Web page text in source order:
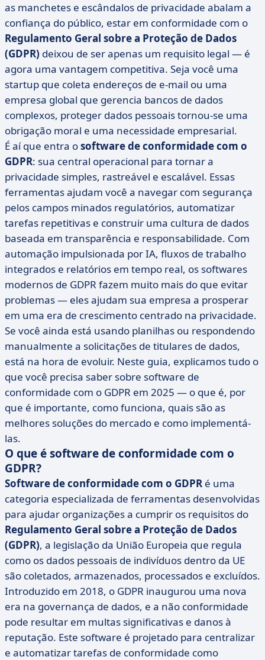
as manchetes e escândalos de privacidade abalam a
confiança do público, estar em conformidade com o
Regulamento Geral sobre a Proteção de Dados
(GDPR) deixou de ser apenas um requisito legal — é
agora uma vantagem competitiva. Seja você uma
startup que coleta endereços de e-mail ou uma
empresa global que gerencia bancos de dados
complexos, proteger dados pessoais tornou-se uma
obrigação moral e uma necessidade empresarial.
É aí que entra osoftware de conformidade com o
GDPR: sua central operacional para tornar a
privacidade simples, rastreável e escalável. Essas
ferramentas ajudam você a navegar com segurança
pelos campos minados regulatórios, automatizar
tarefas repetitivas e construir uma cultura de dados
baseada em transparência e responsabilidade. Com
automação impulsionada por IA, fluxos de trabalho
integrados e relatórios em tempo real, os softwares
modernos de GDPR fazem muito mais do que evitar
problemas — eles ajudam sua empresa a prosperar
em uma era de crescimento centrado na privacidade.
Se você ainda está usando planilhas ou respondendo
manualmente a solicitações de titulares de dados,
está na hora de evoluir. Neste guia, explicamos tudo o
que você precisa saber sobre software de
conformidade com o GDPR em 2025 — o que é, por
que é importante, como funciona, quais são as
melhores soluções do mercado e como implementá-
las.
O que é software de conformidade com o
GDPR?
Software de conformidade com o GDPR é uma
categoria especializada de ferramentas desenvolvidas
para ajudar organizações a cumprir os requisitos do
Regulamento Geral sobre a Proteção de Dados
(GDPR), a legislação da União Europeia que regula
como os dados pessoais de indivíduos dentro da UE
são coletados, armazenados, processados e excluídos.
Introduzido em 2018, o GDPR inaugurou uma nova
era na governança de dados, e a não conformidade
pode resultar em multas significativas e danos à
reputação. Este software é projetado para centralizar
e automatizar tarefas de conformidade como